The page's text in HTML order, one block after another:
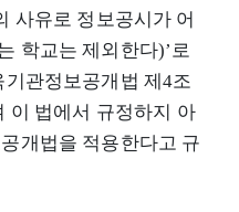
사유로 정보공시가 어
학교는 제외한다)’로
관정보공개법 제4조
이 법에서 규정하지 아
개법을 적용한다고 규